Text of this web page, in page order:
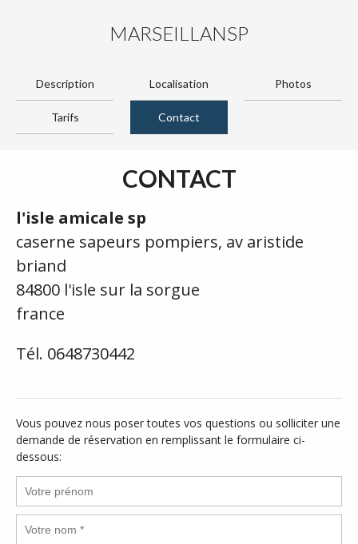
MARSEILLANSP
Description Localisation Photos
Tarifs Contact
CONTACT
l'isle amicale sp
caserne sapeurs pompiers, av aristide
briand
84800 l'isle sur la sorgue
france
Tél. 0648730442
Vous pouvez nous poser toutes vos questions ou solliciter une
demande de réservation en remplissant le formulaire ci-
dessous: